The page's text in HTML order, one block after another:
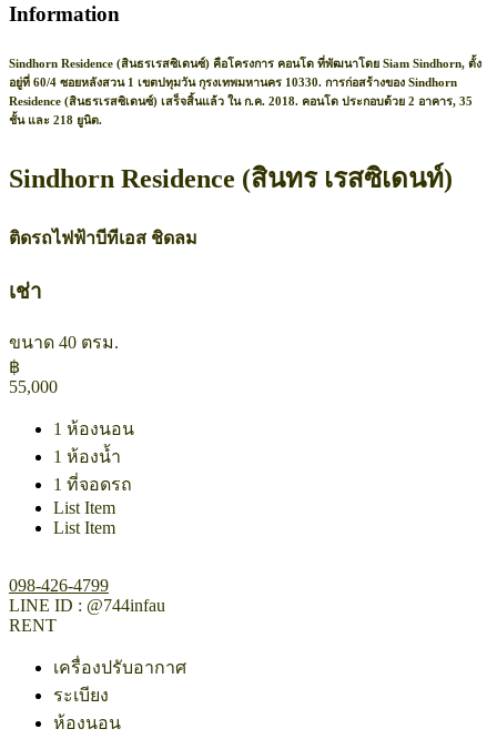
Information
Sindhorn Residence (สินธรเรสซิเดนซ์) คือโครงการ คอนโด ที่พัฒนาโดย Siam Sindhorn, ตั้ง
อยู่ที่ 60/4 ซอยหลังสวน 1 เขตปทุมวัน กุรงเทพมหานคร 10330. การก่อสร้างของ Sindhorn
Residence (สินธรเรสซิเดนซ์) เสร็จสิ้นแล้ว ใน ก.ค. 2018. คอนโด ประกอบด้วย 2 อาคาร, 35
ชั้น และ 218 ยูนิต.
Sindhorn Residence (สินทร เรสซิเดนท์)
ติดรถไฟฟ้าบีทีเอส ชิดลม
เช่า
ขนาด 40 ตรม.
฿
55,000
1 ห้องนอน
1 ห้องน้ำ
1 ที่จอดรถ
List Item
List Item
098-426-4799​
LINE ID : @744infau
RENT
เครื่องปรับอากาศ
ระเบียง
ห้องนอน